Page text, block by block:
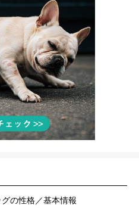
の性格／基本情報